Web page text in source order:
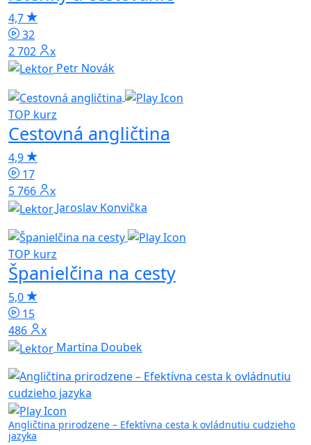
4,7
32
2 702x
Petr Novák
TOP kurz
Cestovná angličtina
4,9
17
5 766x
Jaroslav Konvička
TOP kurz
Španielčina na cesty
5,0
15
486x
Martina Doubek
Angličtina prirodzene – Efektívna cesta k ovládnutiu cudzieho
jazyka